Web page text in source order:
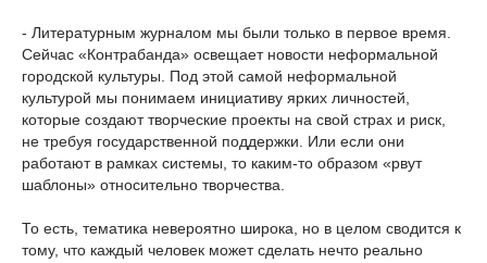
- Литературным журналом мы были только в первое время.
Сейчас «Контрабанда» освещает новости неформальной
городской культуры. Под этой самой неформальной
культурой мы понимаем инициативу ярких личностей,
которые создают творческие проекты на свой страх и риск,
не требуя государственной поддержки. Или если они
работают в рамках системы, то каким-то образом «рвут
шаблоны» относительно творчества.
То есть, тематика невероятно широка, но в целом сводится к
тому, что каждый человек может сделать нечто реально